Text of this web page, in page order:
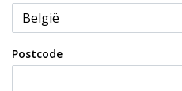
Postcode